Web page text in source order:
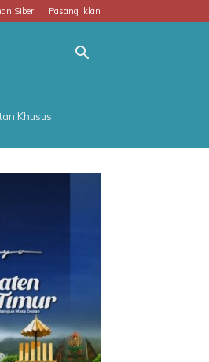
Siber Pasang Iklan
Khusus